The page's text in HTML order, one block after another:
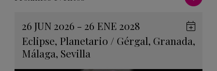
26 JUN 2026 - 26 ENE 2028
Eclipse, Planetario / Gérgal, Granada,
Málaga, Sevilla
en